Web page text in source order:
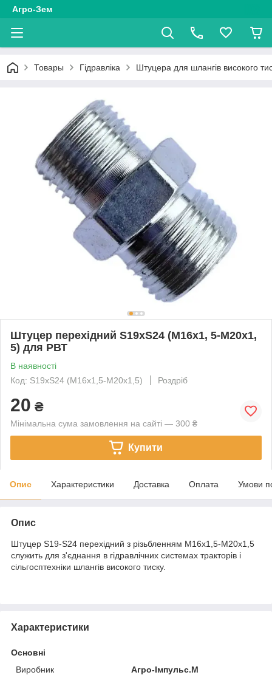
Агро-Зем
Товары Гідравліка Штуцера для шлангів високого
Штуцер перехідний S19хS24 (М16х1, 5-М20х1,
5) для РВТ
В наявності
Код: S19хS24 (М16х1,5-М20х1,5)
Роздріб
20 ₴
Мінімальна сума замовлення на сайті — 300 ₴
Купити
Опис Характеристики Доставка Оплата Умови
Опис
Штуцер S19-S24 перехідний з різьбленням М16х1,5-М20х1,5
служить для з'єднання в гідравлічних системах тракторів і
сільгосптехніки шлангів високого тиску.
Характеристики
Основні
Виробник
Агро-Імпульс.М